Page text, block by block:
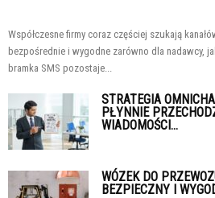
Współczesne firmy coraz częściej szukają
bezpośrednie i wygodne zarówno dla nadawcy,
bramka SMS pozostaje...
STRATEGIA
PŁYNNIE
WIADOMOŚCI...
WÓZEK DO
BEZPIECZNY I